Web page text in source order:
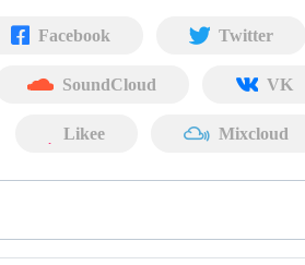
Facebook Twitter
SoundCloud VK
Likee Mixcloud